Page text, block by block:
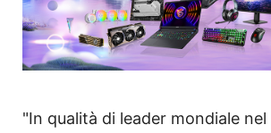
"In qualità di leader mondiale